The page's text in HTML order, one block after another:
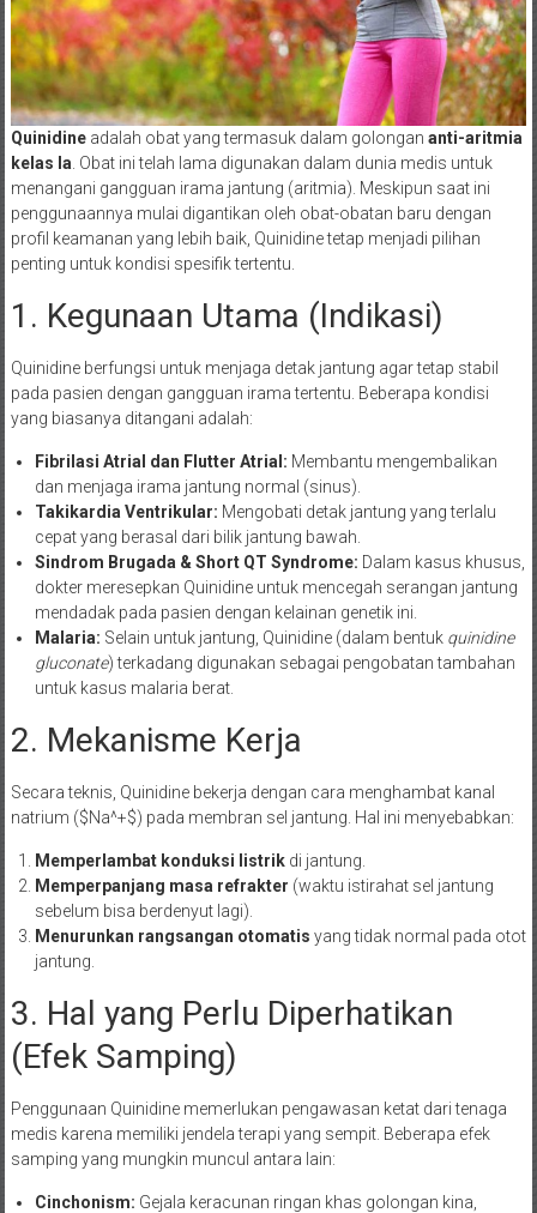
Quinidineadalah obat yang termasuk dalam golongan anti-aritmia
kelas Ia . Obat ini telah lama digunakan dalam dunia medis untuk
menangani gangguan irama jantung (aritmia). Meskipun saat ini
penggunaannya mulai digantikan oleh obat-obatan baru dengan
profil keamanan yang lebih baik, Quinidine tetap menjadi pilihan
penting untuk kondisi spesifik tertentu.
1. Kegunaan Utama (Indikasi)
Quinidine berfungsi untuk menjaga detak jantung agar tetap stabil
pada pasien dengan gangguan irama tertentu. Beberapa kondisi
yang biasanya ditangani adalah:
Fibrilasi Atrial dan Flutter Atrial: Membantu mengembalikan
dan menjaga irama jantung normal (sinus).
Takikardia Ventrikular: Mengobati detak jantung yang terlalu
cepat yang berasal dari bilik jantung bawah.
Sindrom Brugada & Short QT Syndrome: Dalam kasus khusus,
dokter meresepkan Quinidine untuk mencegah serangan jantung
mendadak pada pasien dengan kelainan genetik ini.
Malaria: Selain untuk jantung, Quinidine (dalam bentuk quinidine
gluconate) terkadang digunakan sebagai pengobatan tambahan
untuk kasus malaria berat.
2. Mekanisme Kerja
Secara teknis, Quinidine bekerja dengan cara menghambat kanal
natrium ($Na^+$) pada membran sel jantung. Hal ini menyebabkan:
Memperlambat konduksi listrikdi jantung.
Memperpanjang masa refrakter (waktu istirahat sel jantung
sebelum bisa berdenyut lagi).
Menurunkan rangsangan otomatis yang tidak normal pada otot
jantung.
3. Hal yang Perlu Diperhatikan
(Efek Samping)
Penggunaan Quinidine memerlukan pengawasan ketat dari tenaga
medis karena memiliki jendela terapi yang sempit. Beberapa efek
samping yang mungkin muncul antara lain:
Cinchonism: Gejala keracunan ringan khas golongan kina,